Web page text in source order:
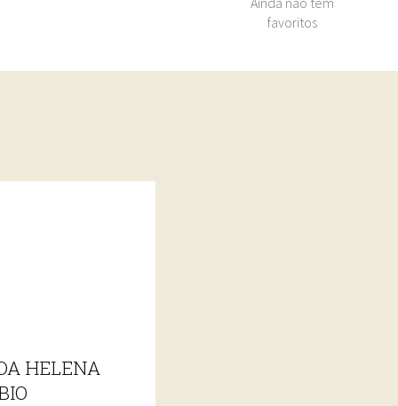
favoritos
HELENA